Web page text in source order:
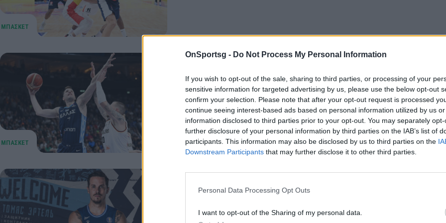
OnSportsg - Do Not Process My Personal Information
If you wish to opt-out of the sale, sharing to third parties, or processing of your
sensitive information for targeted advertising by us, please use the below opt-out
confirm your selection. Please note that after your opt-out request is processed
continue seeing interest-based ads based on personal information utilized by us
information disclosed to third parties prior to your opt-out. You may separately
further disclosure of your personal information by third parties on the IAB’s list of
participants. This information may also be disclosed by us to third parties on the
Downstream Participants that may further disclose it to other third parties.
Personal Data Processing Opt Outs
I want to opt-out of the Sharing of my personal data.
πολύ»
Ο Δημήτρης Αγραβάνης αναφέρθηκε στη σημαντική βοήθεια του
Αντετοκούνμπο στην Εθνική ομάδα και τους στόχους που έχει
Νάπολι
30 Σεπτεμβρίου 2022 17:55
Ζενίτ: Προπόνηση με τον Ερτέλ
έκανε ο Τομά Ερτέλ